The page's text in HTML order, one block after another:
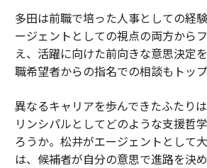
多田は前職で培った人事としての経
ージェントとしての視点の両方から
え、活躍に向けた前向きな意思決定
職希望者からの指名での相談もトッ
異なるキャリアを歩んできたふたり
リンシパルとしてどのような支援哲
ろうか。松井がエージェントとして
は、候補者が自分の意思で進路を決め